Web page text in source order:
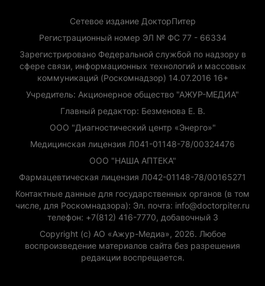
Сетевое издание ДокторПитер
Регистрационный номер ЭЛ № ФС 77 - 66334
Зарегистрировано Федеральной службой по надзору в
сфере связи, информационных технологий и массовых
коммуникаций (Роскомнадзор) 14.07.2016 16+
Учредитель: Акционерное общество "АЖУР-МЕДИА"
Главный редактор: Безменова Е. В.
ООО "Диагностический центр «Энерго»"
Медицинская лицензия Л041-01148-78/00324476
ООО "НАША АПТЕКА"
Фармацевтическая лицензия Л042-01148-78/00165271
Контактные данные для государственных органов (в том
числе, для Роскомнадзора): Эл. почта: info@doctorpiter.ru
телефон: +7(812) 416-7770, добавочный 3
Copyright (с) АО «Ажур-Медиа», 2026. Любое
воспроизведение материалов сайта без разрешения
редакции воспрещается.